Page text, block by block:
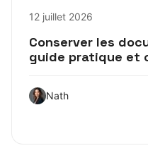
12 juillet 2026
Conserver les
guide pratique et
Nath